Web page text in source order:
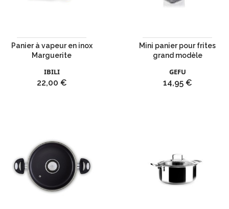
Panier à vapeur en inox
Marguerite
IBILI
Prix
22,00 €
Mini panier pour frites
grand modèle
GEFU
Prix
14,95 €